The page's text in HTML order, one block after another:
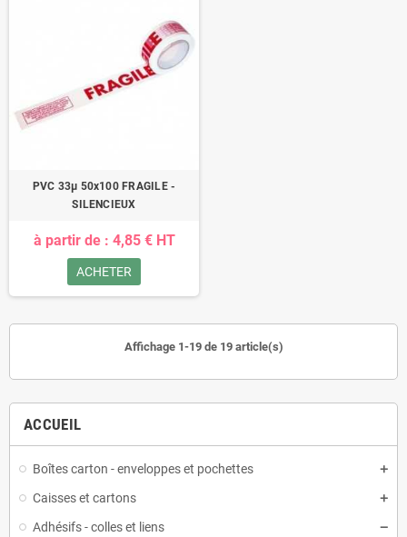
ACCUEIL
Boîtes carton - enveloppes et pochettes
Caisses et cartons
Adhésifs - colles et liens
PVC 33µ 50x100 FRAGILE -
SILENCIEUX
à partir de : 4,85 € HT
ACHETER
Affichage 1-19 de 19 article(s)